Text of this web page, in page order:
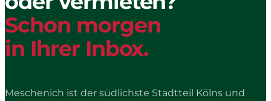
Schon morgen
in Ihrer Inbox.
Meschenich ist der südlichste Stadtteil Kölns und